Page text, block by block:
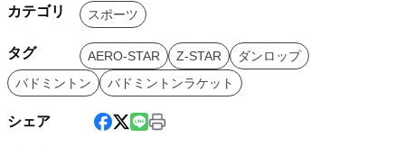
カテゴリ スポーツ
タグ AERO-STAR Z-STAR
ダンロップ
バドミントン
バドミントンラケット
シェア